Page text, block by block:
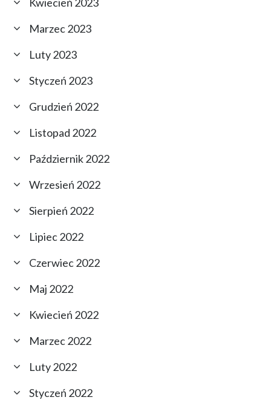
Marzec 2023
Luty 2023
Styczeń 2023
Grudzień 2022
Listopad 2022
Październik 2022
Wrzesień 2022
Sierpień 2022
Lipiec 2022
Czerwiec 2022
Maj 2022
Kwiecień 2022
Marzec 2022
Luty 2022
Styczeń 2022